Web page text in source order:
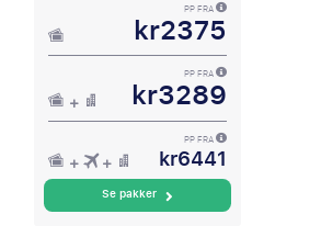
PP FRA
kr2375
PP FRA
kr3289
PP FRA
kr6441
Se pakker